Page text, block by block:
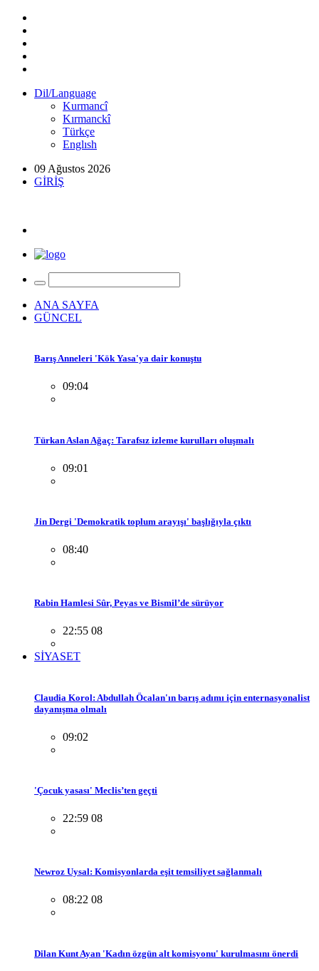
Dil/Language
Kurmancî
Kırmanckî
Türkçe
Englısh
09 Ağustos 2026
GİRİŞ
ANA SAYFA
GÜNCEL
Barış Anneleri 'Kök Yasa'ya dair konuştu
09:04
Türkan Aslan Ağaç: Tarafsız izleme kurulları oluşmalı
09:01
Jin Dergi 'Demokratik toplum arayışı' başlığıyla çıktı
08:40
Rabin Hamlesi Sûr, Peyas ve Bismil’de sürüyor
22:55 08
SİYASET
Claudia Korol: Abdullah Öcalan'ın barış adımı için enternasyonalist
dayanışma olmalı
09:02
'Çocuk yasası' Meclis’ten geçti
22:59 08
Newroz Uysal: Komisyonlarda eşit temsiliyet sağlanmalı
08:22 08
Dilan Kunt Ayan 'Kadın özgün alt komisyonu' kurulmasını önerdi